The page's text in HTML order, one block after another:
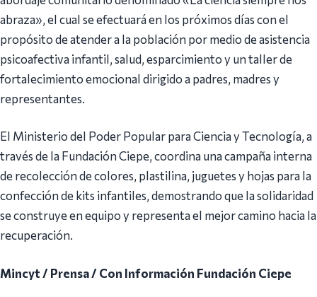
abraza», el cual se efectuará en los próximos días con el
propósito de atender a la población por medio de asistencia
psicoafectiva infantil, salud, esparcimiento y un taller de
fortalecimiento emocional dirigido a padres, madres y
representantes.
El Ministerio del Poder Popular para Ciencia y Tecnología, a
través de la Fundación Ciepe, coordina una campaña interna
de recolección de colores, plastilina, juguetes y hojas para la
confección de kits infantiles, demostrando que la solidaridad
se construye en equipo y representa el mejor camino hacia la
recuperación.
Mincyt / Prensa / Con Información Fundación Ciepe